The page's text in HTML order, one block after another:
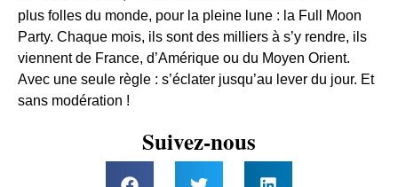
plus folles du monde, pour la pleine lune : la Full Moon
Party. Chaque mois, ils sont des milliers à s’y rendre, ils
viennent de France, d’Amérique ou du Moyen Orient.
Avec une seule règle : s’éclater jusqu’au lever du jour. Et
sans modération !
Suivez-nous